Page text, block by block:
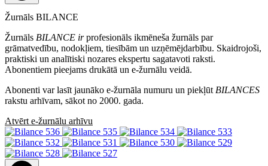
Žurnāls BILANCE
Žurnāls BILANCE irprofesionāls ikmēneša žurnāls par
grāmatvedību, nodokļiem, tiesībām un uzņēmējdarbību. Skaidrojoši,
praktiski un analītiski nozares ekspertu sagatavoti raksti.
Abonentiem pieejams drukātā un e-žurnālu veidā.
Abonenti var lasīt jaunāko e-žurnāla numuru un piekļūtBILANCES
rakstu arhīvam, sākot no 2000. gada.
Atvērt e-žurnālu arhīvu